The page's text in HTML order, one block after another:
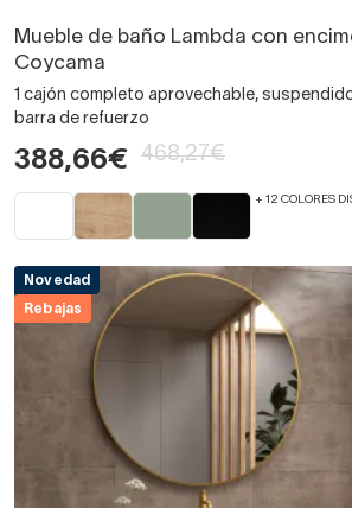
Mueble de baño Lambda con
Coycama
1 cajón completo aprovechable,
barra de refuerzo
388,66€ 468,27€
+ 12 COLORES
Novedad
Rebajas